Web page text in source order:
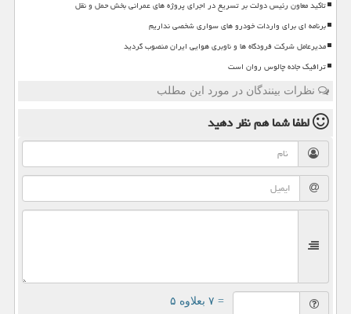
تاکید معاون رئیس دولت بر تسریع در اجرای پروژه های عمرانی بخش حمل و نقل
برنامه ای برای واردات خودرو های سواری شخصی نداریم
مدیرعامل شرکت فرودگاه ها و ناوبری هوایی ایران منصوب گردید
ترافیک جاده چالوس روان است
نظرات بینندگان در مورد این مطلب
لطفا شما همنظر دهید
= ۷ بعلاوه ۵